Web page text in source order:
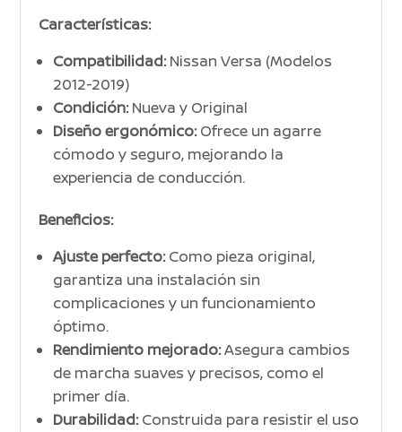
Características:
Compatibilidad:Nissan Versa (Modelos
2012-2019)
Condición:Nueva y Original
Diseño ergonómico:Ofrece un agarre
cómodo y seguro, mejorando la
experiencia de conducción.
Beneficios:
Ajuste perfecto:Como pieza original,
garantiza una instalación sin
complicaciones y un funcionamiento
óptimo.
Rendimiento mejorado:Asegura cambios
de marcha suaves y precisos, como el
primer día.
Durabilidad:Construida para resistir el uso